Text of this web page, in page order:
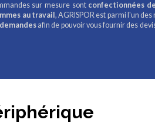
sur mesure sont confectionnées
au travail , AGRISPOR est parmi l'un
afin de pouvoir vous fournir des